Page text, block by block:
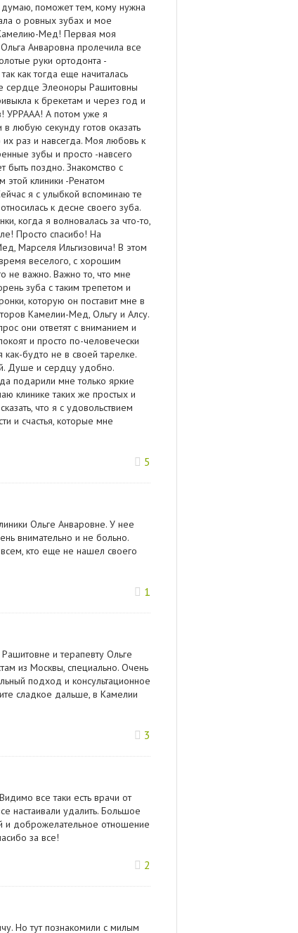
думаю, поможет тем, кому нужна
о ровных зубах и мое
Камелию-Мед! Первая моя
Анваровна пролечила все
руки ортодонта -
как тогда еще начиталась
сердце Элеоноры Рашитовны
к брекетам и через год и
УРРААА! А потом уже я
любую секунду готов оказать
раз и навсегда. Моя любовь к
зубы и просто -навсего
быть поздно. Знакомство с
клиники -Ренатом
я с улыбкой вспоминаю те
к десне своего зуба.
когда я волновалась за что-то,
Просто спасибо! На
Марселя Ильгизовича! В этом
веселого, с хорошим
не важно. Важно то, что мне
зуба с таким трепетом и
которую он поставит мне в
Камелии-Мед, Ольгу и Алсу.
они ответят с вниманием и
и просто по-человечески
будто не в своей тарелке.
Душе и сердцу удобно.
подарили мне только яркие
клинике таких же простых и
что я с удовольствием
и счастья, которые мне
5
Ольге Анваровне. У нее
внимательно и не больно.
кто еще не нашел своего
1
и терапевту Ольге
из Москвы, специально. Очень
подход и консультационное
сладкое дальше, в Камелии
3
все таки есть врачи от
настаивали удалить. Большое
и доброжелательное отношение
за все!
2
Но тут познакомили с милым